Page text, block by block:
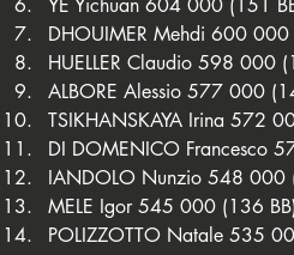
YE Yichuan 604 000 (151
DHOUIMER Mehdi 600 000
HUELLER Claudio 598 000
ALBORE Alessio 577 000
TSIKHANSKAYA Irina 572
DI DOMENICO Francesco
IANDOLO Nunzio 548 000
MELE Igor 545 000 (136
POLIZZOTTO Natale 535